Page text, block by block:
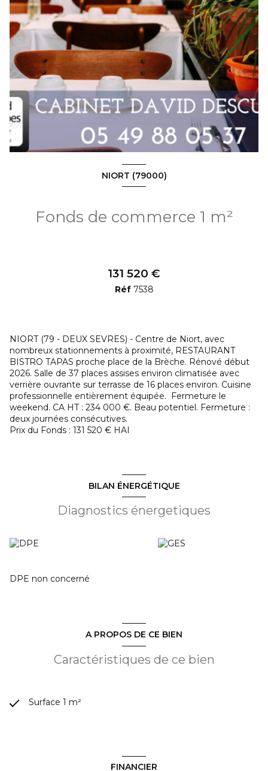
NIORT (79000)
Fonds de commerce 1 m²
131 520 €
Réf 7538
NIORT (79 - DEUX SEVRES) - Centre de Niort, avec
nombreux stationnements à proximité, RESTAURANT
BISTRO TAPAS proche place de la Brèche. Rénové début
2026. Salle de 37 places assises environ climatisée avec
verrière ouvrante sur terrasse de 16 places environ. Cuisine
professionnelle entièrement équipée. Fermeture le
weekend. CA HT : 234 000 €. Beau potentiel. Fermeture :
deux journées consécutives.
Prix du Fonds : 131 520 € HAI
BILAN ÉNERGÉTIQUE
Diagnostics énergetiques
DPE non concerné
A PROPOS DE CE BIEN
Caractéristiques de ce bien
Surface 1 m²
FINANCIER